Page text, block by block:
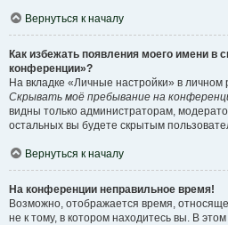
Вернуться к началу
Как избежать появления моего имени в
конференции»?
На вкладке «Личные настройки» в
Скрывать моё пребывание на
видны только администраторам,
остальных вы будете скрытым
Вернуться к началу
На конференции неправильное время!
Возможно, отображается время,
не к тому, в котором находитесь вы. В